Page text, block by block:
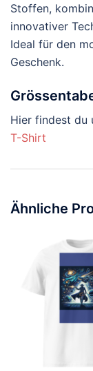
Stoffen,
innovativer
Ideal für den
Geschenk.
Hier findest du
T-Shirt
Ähnliche